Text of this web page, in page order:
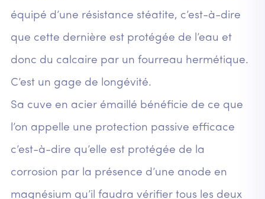
équipé d’une résistance stéatite, c’est-à-dire
que cette dernière est protégée de l’eau et
donc du calcaire par un fourreau hermétique.
C’est un gage de longévité.
Sa cuve en acier émaillé bénéficie de ce que
l’on appelle une protection passive efficace
c’est-à-dire qu’elle est protégée de la
corrosion par la présence d’une anode en
magnésium qu’il faudra vérifier tous les deux